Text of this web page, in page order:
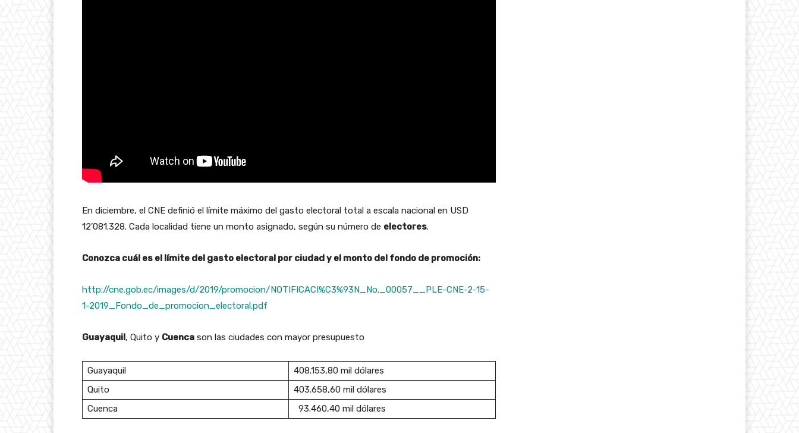
En diciembre, el CNE definió el límite máximo del gasto electoral total a escala nacional en USD
12’081.328. Cada localidad tiene un monto asignado, según su número de electores.
Conozca cuál es el límite del gasto electoral por ciudad y el monto del fondo de promoción:
http://cne.gob.ec/images/d/2019/promocion/NOTIFICACI%C3%93N_No._00057__PLE-CNE-2-15-
1-2019_Fondo_de_promocion_electoral.pdf
Guayaquil, Quito y Cuenca son las ciudades con mayor presupuesto
Guayaquil
408.153,80 mil dólares
Quito
403.658,60 mil dólares
Cuenca
93.460,40 mil dólares